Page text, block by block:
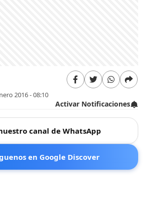
2016 - 08:10
Activar Notificaciones
canal de WhatsApp
en Google Discover